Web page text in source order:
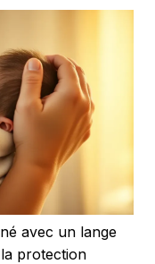
avec un lange
protection